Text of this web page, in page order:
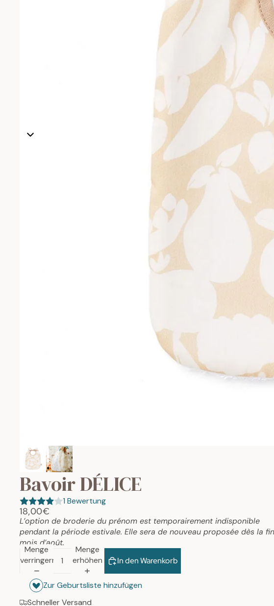
Bavoir DÉLICE
1 Bewertung
18,00€
L’option de broderie du prénom est temporairement indisponible
pendant la période estivale. Elle sera de nouveau proposée dès la
mois d’août.
Menge
verringern
Menge
erhöhen
In den Warenkorb
Zur Geburtsliste hinzufügen
Schneller Versand